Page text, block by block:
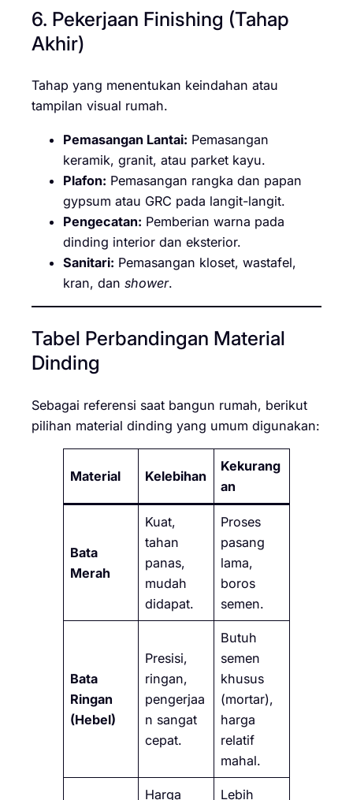
6. Pekerjaan Finishing (Tahap
Akhir)
Tahap yang menentukan keindahan atau
tampilan visual rumah.
Pemasangan Lantai: Pemasangan
keramik, granit, atau parket kayu.
Plafon: Pemasangan rangka dan papan
gypsum atau GRC pada langit-langit.
Pengecatan: Pemberian warna pada
dinding interior dan eksterior.
Sanitari: Pemasangan kloset, wastafel,
kran, dan shower.
Tabel Perbandingan Material
Dinding
Sebagai referensi saat bangun rumah, berikut
pilihan material dinding yang umum digunakan:
Material Kelebihan
Kekurang
an
Bata
Merah
Kuat,
tahan
panas,
mudah
didapat.
Proses
pasang
lama,
boros
semen.
Bata
Ringan
(Hebel)
Presisi,
ringan,
pengerjaa
n sangat
cepat.
Butuh
semen
khusus
(mortar),
harga
relatif
mahal.
Harga
Lebih